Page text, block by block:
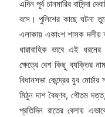
এদিন পূর্ব চানমারির বাসিন্দা
বসে। পুলিশের কাছে ঘটনা
এলাকায় একাংশ শাসক দলীয়
ধারাবাহিক ভাবে এই
ক্ষেত্রে বেশ কিছু ব্যক্তির
বিধানসভা কেন্দ্রের যুব
মিঠুন দাশ বৈষ্ণব, গৌতম
প্রতিদিন রাতের বেলায়